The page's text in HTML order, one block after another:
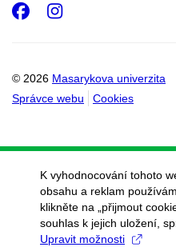
© 2026 Masarykova univerzita
Správce webu
Cookies
Facebook
Instagram
K vyhodnocování tohoto
obsahu a reklam
klikněte na „přijmout
souhlas k jejich uložení,
Upravit možnosti